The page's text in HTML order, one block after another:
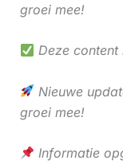
groei mee!
Deze content
Nieuwe
groei mee!
Informatie